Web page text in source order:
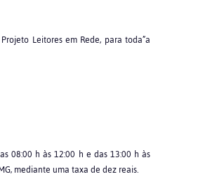
Leitores em Rede, para toda”a
08:00 h às 12:00 h e das 13:00 h às
mediante uma taxa de dez reais.